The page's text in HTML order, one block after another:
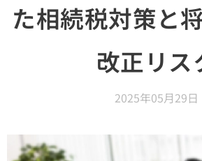
た相続税対策と
改正リス
2025年05月29日